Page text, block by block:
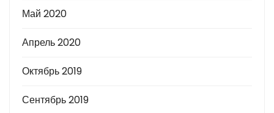
Май 2020
Апрель 2020
Октябрь 2019
Сентябрь 2019